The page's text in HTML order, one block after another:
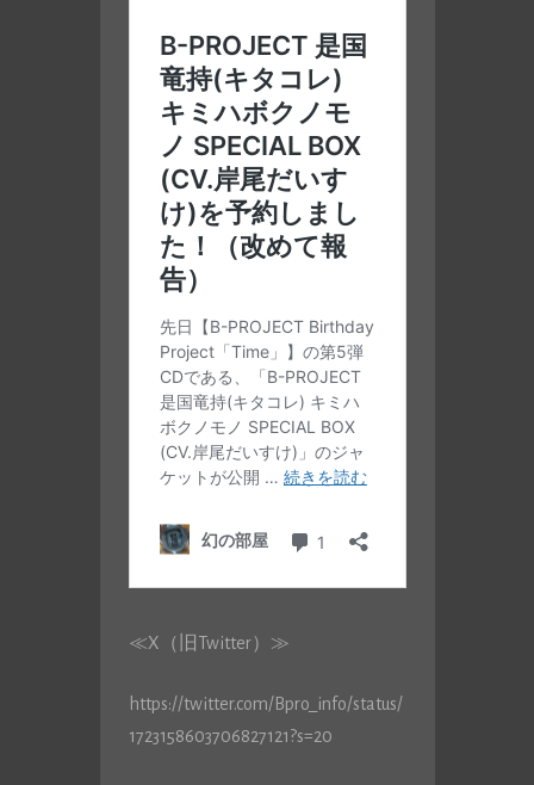
≪X（旧Twitter）≫
https://twitter.com/Bpro_info/status/
1723158603706827121?s=20